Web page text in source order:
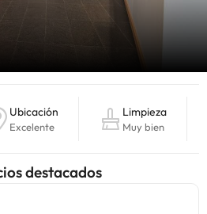
Ubicación
Excelente
Limpieza
Muy bien
destacados